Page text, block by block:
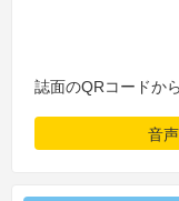
誌面のQRコードか
音